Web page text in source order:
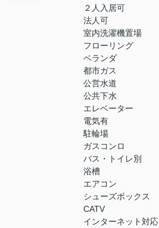
２人入居可
法人可
室内洗濯機置場
フローリング
ベランダ
都市ガス
公営水道
公共下水
エレベーター
電気有
駐輪場
ガスコンロ
バス・トイレ別
浴槽
エアコン
シューズボックス
CATV
インターネット対応